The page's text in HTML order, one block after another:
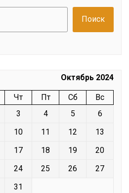
Поиск
Октябрь 2024
Чт Пт Сб
Вс
3 4 5
6
10 11 12
13
17 18 19
20
24 25 26
27
31